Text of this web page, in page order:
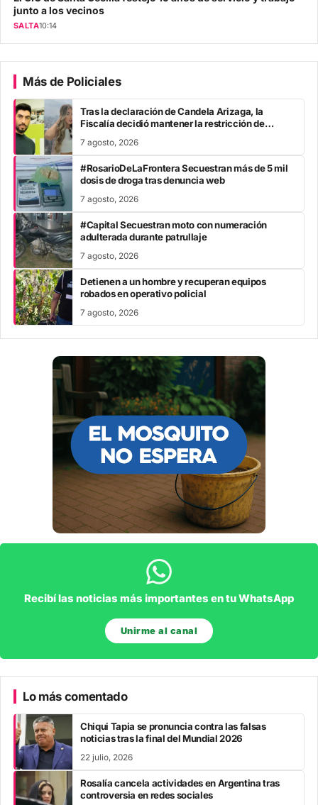
junto a los vecinos
SALTA10:14
Más de Policiales
Tras la declaración de Candela Arizaga, la
Fiscalía decidió mantener la restricción de
7 agosto, 2026
#RosarioDeLaFrontera Secuestran más de 5 mil
dosis de droga tras denuncia web
7 agosto, 2026
#Capital Secuestran moto con numeración
adulterada durante patrullaje
7 agosto, 2026
Detienen a un hombre y recuperan equipos
robados en operativo policial
7 agosto, 2026
Recibí las noticias más importantes en tu WhatsApp
Unirme al canal
Lo más comentado
Chiqui Tapia se pronuncia contra las falsas
noticias tras la final del Mundial 2026
22 julio, 2026
Rosalía cancela actividades en Argentina tras
controversia en redes sociales